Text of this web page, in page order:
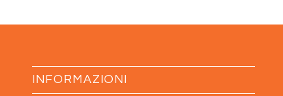
INFORMAZIONI